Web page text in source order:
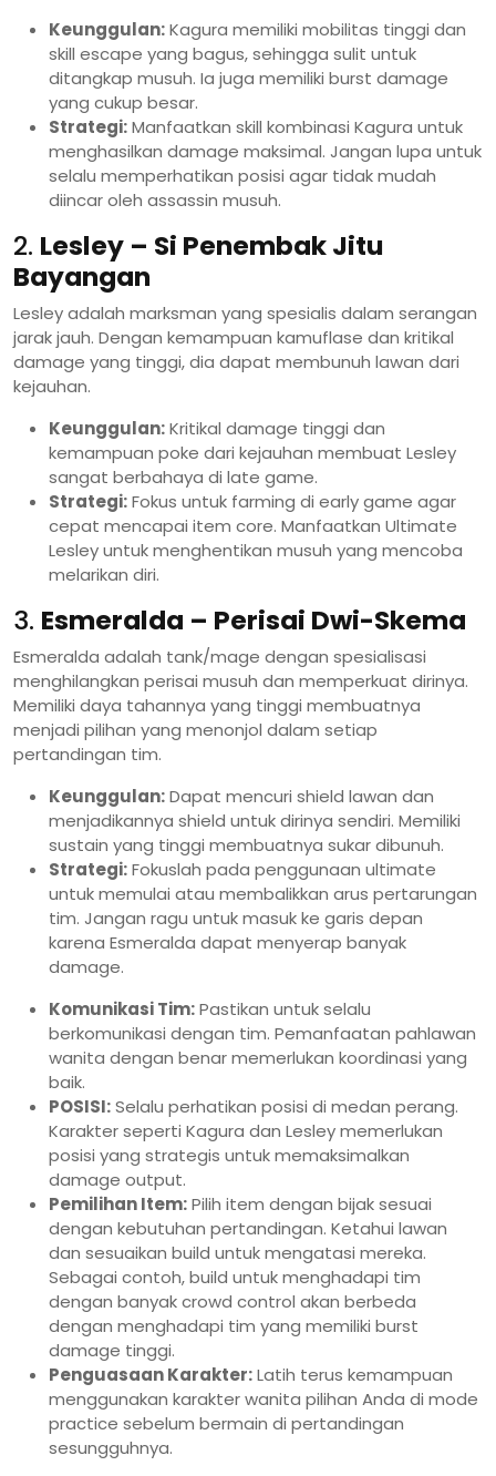
Keunggulan:Kagura memiliki mobilitas tinggi dan
skill escape yang bagus, sehingga sulit untuk
ditangkap musuh. Ia juga memiliki burst damage
yang cukup besar.
Strategi:Manfaatkan skill kombinasi Kagura untuk
menghasilkan damage maksimal. Jangan lupa untuk
selalu memperhatikan posisi agar tidak mudah
diincar oleh assassin musuh.
2. Lesley – Si Penembak Jitu
Bayangan
Lesley adalah marksman yang spesialis dalam serangan
jarak jauh. Dengan kemampuan kamuflase dan kritikal
damage yang tinggi, dia dapat membunuh lawan dari
kejauhan.
Keunggulan:Kritikal damage tinggi dan
kemampuan poke dari kejauhan membuat Lesley
sangat berbahaya di late game.
Strategi:Fokus untuk farming di early game agar
cepat mencapai item core. Manfaatkan Ultimate
Lesley untuk menghentikan musuh yang mencoba
melarikan diri.
3. Esmeralda – Perisai Dwi-Skema
Esmeralda adalah tank/mage dengan spesialisasi
menghilangkan perisai musuh dan memperkuat dirinya.
Memiliki daya tahannya yang tinggi membuatnya
menjadi pilihan yang menonjol dalam setiap
pertandingan tim.
Keunggulan:Dapat mencuri shield lawan dan
menjadikannya shield untuk dirinya sendiri. Memiliki
sustain yang tinggi membuatnya sukar dibunuh.
Strategi:Fokuslah pada penggunaan ultimate
untuk memulai atau membalikkan arus pertarungan
tim. Jangan ragu untuk masuk ke garis depan
karena Esmeralda dapat menyerap banyak
damage.
Komunikasi Tim:Pastikan untuk selalu
berkomunikasi dengan tim. Pemanfaatan pahlawan
wanita dengan benar memerlukan koordinasi yang
baik.
POSISI:Selalu perhatikan posisi di medan perang.
Karakter seperti Kagura dan Lesley memerlukan
posisi yang strategis untuk memaksimalkan
damage output.
Pemilihan Item:Pilih item dengan bijak sesuai
dengan kebutuhan pertandingan. Ketahui lawan
dan sesuaikan build untuk mengatasi mereka.
Sebagai contoh, build untuk menghadapi tim
dengan banyak crowd control akan berbeda
dengan menghadapi tim yang memiliki burst
damage tinggi.
Penguasaan Karakter:Latih terus kemampuan
menggunakan karakter wanita pilihan Anda di mode
practice sebelum bermain di pertandingan
sesungguhnya.